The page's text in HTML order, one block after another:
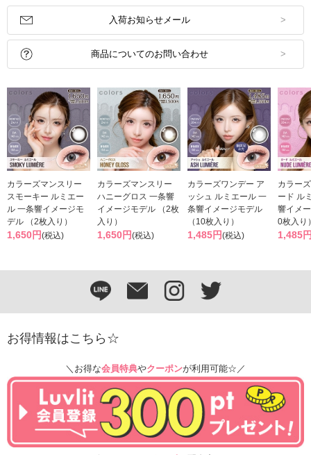
入荷お知らせメール
商品についてのお問い合わせ
カラーズマンスリー
スモーキー ルミエー
ル 一条響イメージモ
デル （2枚入り）
1,650円(税込)
カラーズマンスリー
ハニーグロス 一条響
イメージモデル （2枚
入り）
1,650円(税込)
カラーズワンデー ア
ッシュ ルミエール 一
条響イメージモデル
（10枚入り）
1,485円(税込)
カラー
ード ル
響イメ
0枚入り
1,485
お得情報はこちら☆
＼お得な会員特典やクーポンが利用可能☆／